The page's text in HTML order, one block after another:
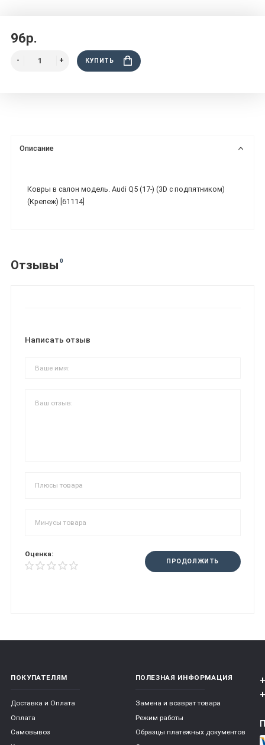
96р.
КУПИТЬ
Описание
Ковры в салон модель. Audi Q5 (17-) (3D с подпятником)
(Крепеж) [61114]
Отзывы 0
Написать отзыв
Оценка:
ПРОДОЛЖИТЬ
ПОКУПАТЕЛЯМ
Доставка и Оплата
Оплата
Самовывоз
ПОЛЕЗНАЯ ИНФОРМАЦИЯ
Замена и возврат товара
Режим работы
Образцы платежных документов